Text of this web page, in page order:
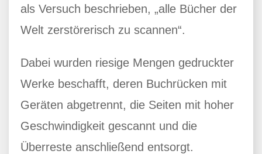
als Versuch beschrieben, „alle Bücher der
Welt zerstörerisch zu scannen“.
Dabei wurden riesige Mengen gedruckter
Werke beschafft, deren Buchrücken mit
Geräten abgetrennt, die Seiten mit hoher
Geschwindigkeit gescannt und die
Überreste anschließend entsorgt.